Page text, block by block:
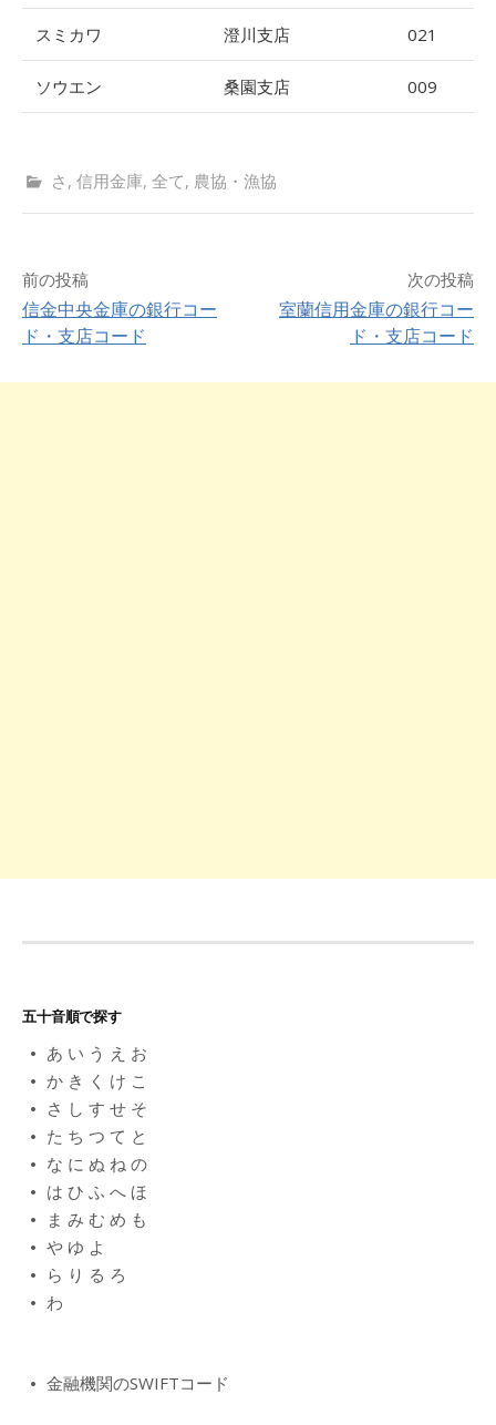
スミカワ 澄川支店 021
ソウエン 桑園支店 009
さ , 信用金庫, 全て, 農協・漁協
投
稿
前の投稿
信金中央金庫の銀行コー
ド・支店コード
次の投稿
室蘭信用金庫の銀行コー
ド・支店コード
五十音順で探す
あ い う え お
か き く け こ
さ し す せ そ
た ち つ て と
な に ぬ ね の
は ひ ふ へ ほ
ま み む め も
や ゆ よ
ら り る ろ
わ
金融機関のSWIFTコード